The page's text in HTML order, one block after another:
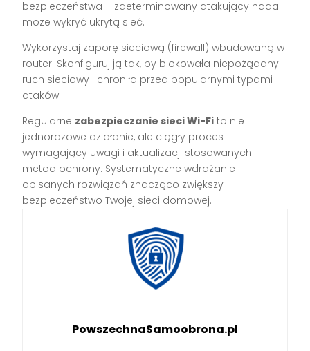
bezpieczeństwa – zdeterminowany atakujący nadal
może wykryć ukrytą sieć.
Wykorzystaj zaporę sieciową (firewall) wbudowaną w
router. Skonfiguruj ją tak, by blokowała niepożądany
ruch sieciowy i chroniła przed popularnymi typami
ataków.
Regularne zabezpieczanie sieci Wi-Fi to nie
jednorazowe działanie, ale ciągły proces
wymagający uwagi i aktualizacji stosowanych
metod ochrony. Systematyczne wdrażanie
opisanych rozwiązań znacząco zwiększy
bezpieczeństwo Twojej sieci domowej.
PowszechnaSamoobrona.pl